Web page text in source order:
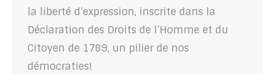
la liberté d’expression, inscrite dans la
Déclaration des Droits de l’Homme et du
Citoyen de 1789, un pilier de nos
démocraties!